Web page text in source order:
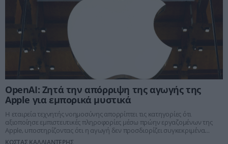
OpenAI: Ζητά την απόρριψη της αγωγής της
Apple για εμπορικά μυστικά
Η εταιρεία τεχνητής νοημοσύνης απορρίπτει τις κατηγορίες ότι
αξιοποίησε εμπιστευτικές πληροφορίες μέσω πρώην εργαζομένων της
Apple, υποστηρίζοντας ότι η αγωγή δεν προσδιορίζει συγκεκριμένα
μυστικά ούτε αποδεικνύει υπεξαίρεση.